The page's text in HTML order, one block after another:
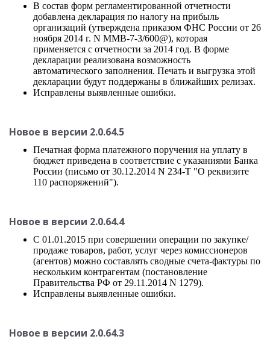
В состав форм регламентированной отчетности
добавлена декларация по налогу на прибыль
организаций (утверждена приказом ФНС России от 26
ноября 2014 г. N ММВ-7-3/600@), которая
применяется с отчетности за 2014 год. В форме
декларации реализована возможность
автоматического заполнения. Печать и выгрузка этой
декларации будут поддержаны в ближайших релизах.
Исправлены выявленные ошибки.
Новое в версии 2.0.64.5
Печатная форма платежного поручения на уплату в
бюджет приведена в соответствие с указаниями Банка
России (письмо от 30.12.2014 N 234-Т "О реквизите
110 распоряжений").
Новое в версии 2.0.64.4
С 01.01.2015 при совершении операции по закупке/
продаже товаров, работ, услуг через комиссионеров
(агентов) можно составлять сводные счета-фактуры по
нескольким контрагентам (постановление
Правительства РФ от 29.11.2014 N 1279).
Исправлены выявленные ошибки.
Новое в версии 2.0.64.3